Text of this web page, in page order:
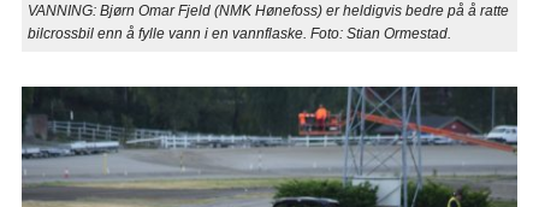
VANNING: Bjørn Omar Fjeld (NMK Hønefoss) er heldigvis bedre på å ratte
bilcrossbil enn å fylle vann i en vannflaske. Foto: Stian Ormestad.